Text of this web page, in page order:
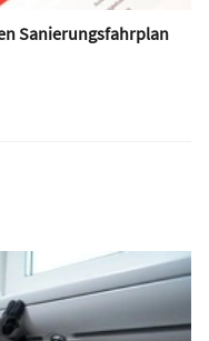
Sanierungsfahrplan